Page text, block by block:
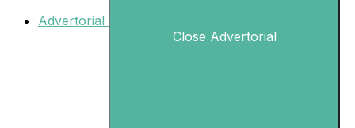
Advertorial
Close Advertorial